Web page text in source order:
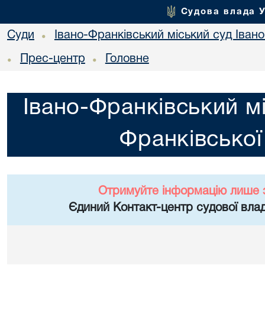
Судова влада
Суди • Івано-Франківський міський суд
• Прес-центр • Головне
Івано-Франківський
Отримуйте інформацію лише
Єдиний Контакт-центр судової